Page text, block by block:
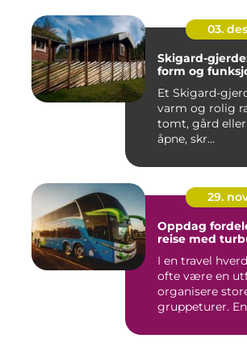
03. des
Skigard-
form og
Et Skigard-
varm og rolig
tomt, gård
åpne, skr...
29.
Oppdag
reise med
I en travel
ofte være en
organisere
gruppeturer.